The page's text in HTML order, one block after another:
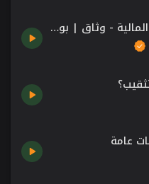
سالفة منصة الصكوك المالية - وثاق | بودكاست سوالف بزنس